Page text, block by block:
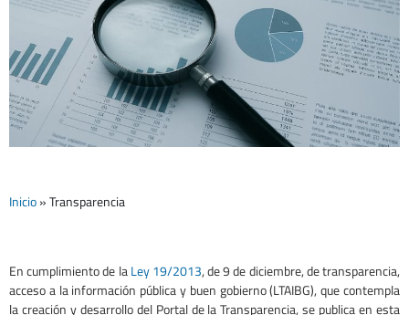
TRANSPARENCIA
Inicio»Transparencia
En cumplimiento de laLey 19/2013, de 9 de diciembre, de transparencia,
acceso a la información pública y buen gobierno (LTAIBG), que contempla
la creación y desarrollo del Portal de la Transparencia, se publica en esta